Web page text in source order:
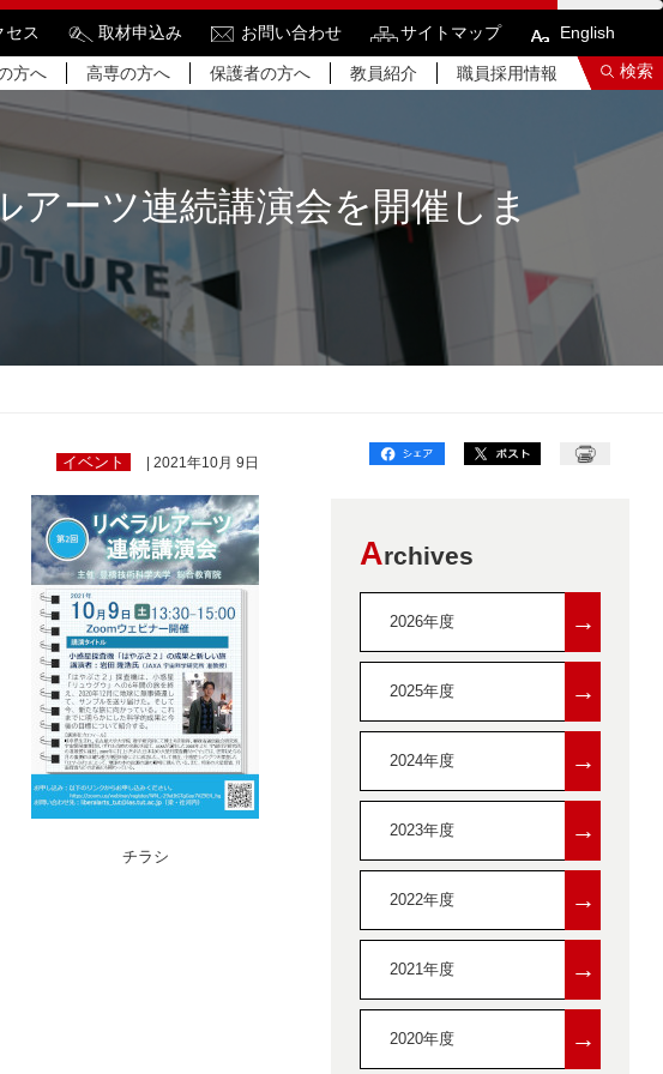
セス 取材申込み お問い合わせ サイトマップ English
方へ 高専の方へ 保護者の方へ 教員紹介 職員採用情報 検索
検索結果をもっと見る
関連サイトすべてを検索する
アーツ連続講演会を開催しま
イベント | 2021年10月 9日
チラシ
Archives
2026年度 →
2025年度 →
2024年度 →
2023年度 →
2022年度 →
2021年度 →
2020年度 →